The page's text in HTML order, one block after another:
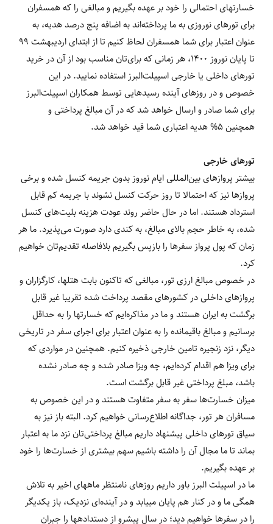
خسارت‎های احتمالی را خود بر عهده بگیریم و مبالغی را که همسفران
برای تورهای نوروزی به ما پرداخته‌اند به اضافه پنج درصد هدیه، به
عنوان اعتبار برای شما همسفران لحاظ کنیم تا از ابتدای اردیبهشت 99
تا پایان نوروز 1400، هر زمانی که برای‌تان مناسب بود از آن در خرید
تورهای داخلی یا خارجی اسپیلت‌البرز استفاده نمایید. در این
خصوص و در روزهای آینده رسیدهایی توسط همکاران اسپیلت‌البرز
برای شما صادر و ارسال خواهد شد که در آن مبالغ پرداختی و
همچنین 5% هدیه اعتباری شما قید خواهد شد.
تورهای خارجی
بیشتر پروازهای بین‌المللی ایام نوروز بدون جریمه کنسل شده و برخی
پروازها نیز که احتمالا تا روز حرکت کنسل نشوند با جریمه کم قابل
استرداد هستند. اما در حال حاضر روند عودت هزینه بلیت‌های کنسل
شده، به خاطر حجم بالای مبالغ، به کندی دارد صورت می‌پذیرد. ما هر
زمان که پول پرواز سفرها را بازپس بگیریم بلافاصله تقدیم‌تان خواهیم
کرد.
در خصوص مبالغ ارزی تور، مبالغی که تاکنون بابت هتل‎ها، کارگزاران و
پروازهای داخلی در کشورهای مقصد پرداخت شده تقریبا غیر قابل
برگشت به ایران هستند و ما در مذاکره‌ایم که خسارت‎ها را به حداقل
برسانیم و مبالغ باقیمانده را به عنوان اعتبار برای اجرای سفر در تاریخی
دیگر، نزد زنجیره تامین خارجی ذخیره کنیم. همچنین در مواردی که
برای ویزا هم اقدام کرده‌ایم، چه ویزا صادر شده و چه صادر نشده
باشد، مبلغ پرداختی غیر قابل برگشت است.
میزان خسارت‌ها سفر به سفر متفاوت هستند و در این خصوص به
مسافران هر تور، جداگانه اطلاع‌رسانی خواهیم کرد. البته باز نیز به
سیاق تورهای داخلی پیشنهاد داریم مبالغ پرداختی‌تان نزد ما به اعتبار
بماند تا ما مجال آن را داشته باشیم سهم بیشتری از خسارت‌ها را خود
بر عهده بگیریم.
ما در اسپیلت البرز باور داریم روزهای نامنتظر ماه‎های اخیر به تلاش
همگی ما و در کنار هم پایان می‎یابد و در آینده‌ای نزدیک، باز یکدیگر
را در سفرها خواهیم دید؛ در سال پیش‎رو از دست‎داده‎ها را جبران